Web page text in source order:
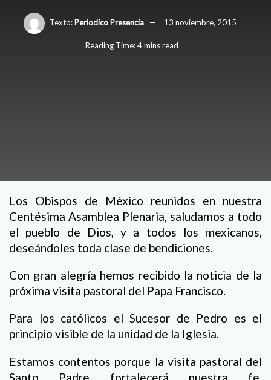
Texto: Periodico Presencia 13 noviembre, 2015
Reading Time: 4 mins read
Los Obispos de México reunidos en nuestra
Centésima Asamblea Plenaria, saludamos a todo
el pueblo de Dios, y a todos los mexicanos,
deseándoles toda clase de bendiciones.
Con gran alegría hemos recibido la noticia de la
próxima visita pastoral del Papa Francisco.
Para los católicos el Sucesor de Pedro es el
principio visible de la unidad de la Iglesia.
Estamos contentos porque la visita pastoral del
Santo Padre fortalecerá nuestra fe,